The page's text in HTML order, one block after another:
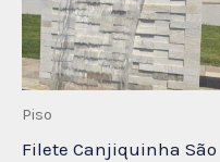
Piso
Filete Canjiquinha São